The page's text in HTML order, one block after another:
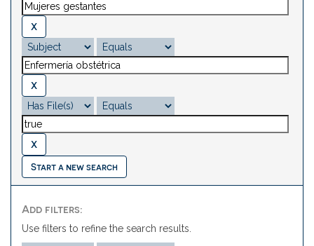
Start a new search
Add filters:
Use filters to refine the search results.